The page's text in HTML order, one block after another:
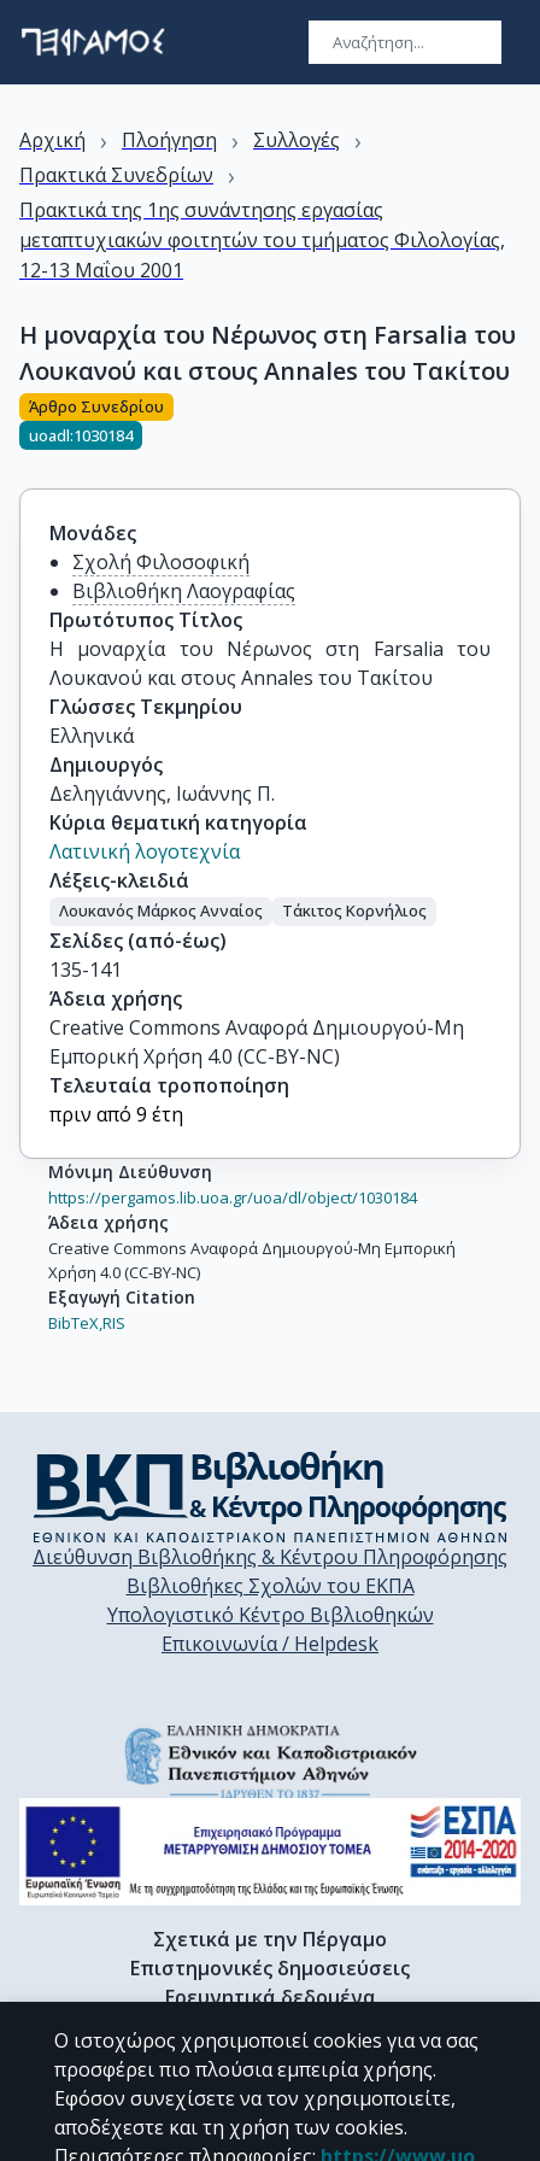
Αρχική › Πλοήγηση › Συλλογές ›
Πρακτικά Συνεδρίων ›
Πρακτικά της 1ης συνάντησης εργασίας
μεταπτυχιακών φοιτητών του τμήματος Φιλολογίας,
12-13 Μαΐου 2001
Η μοναρχία του Νέρωνος στη Farsalia του
Λουκανού και στους Annales του Τακίτου
Άρθρο Συνεδρίου
uoadl:1030184
Μονάδες
Σχολή Φιλοσοφική
Βιβλιοθήκη Λαογραφίας
Πρωτότυπος Τίτλος
Η μοναρχία του Νέρωνος στη Farsalia του
Λουκανού και στους Annales του Τακίτου
Γλώσσες Τεκμηρίου
Ελληνικά
Δημιουργός
Δεληγιάννης, Ιωάννης Π.
Κύρια θεματική κατηγορία
Λατινική λογοτεχνία
Λέξεις-κλειδιά
Λουκανός Μάρκος Ανναίος Τάκιτος Κορνήλιος
Σελίδες (από-έως)
135-141
Άδεια χρήσης
Creative Commons Αναφορά Δημιουργού-Μη
Εμπορική Χρήση 4.0 (CC-BY-NC)
Τελευταία τροποποίηση
πριν από 9 έτη
Μόνιμη Διεύθυνση
https://pergamos.lib.uoa.gr/uoa/dl/object/1030184
Άδεια χρήσης
Creative Commons Αναφορά Δημιουργού-Μη Εμπορική
Χρήση 4.0 (CC-BY-NC)
Εξαγωγή Citation
BibTeX,RIS
Διεύθυνση Βιβλιοθήκης & Κέντρου Πληροφόρησης
Βιβλιοθήκες Σχολών του ΕΚΠΑ
Υπολογιστικό Κέντρο Βιβλιοθηκών
Επικοινωνία / Helpdesk
Σχετικά με την Πέργαμο
Επιστημονικές δημοσιεύσεις
Ερευνητικά δεδομένα
Διδακτορικές διατριβές & Γκρίζα βιβλιογραφία
Προφίλ Ερευνητή
CC BY-NC 4.0
Ο ιστοχώρος χρησιμοποιεί cookies για να σας
προσφέρει πιο πλούσια εμπειρία χρήσης.
Εφόσον συνεχίσετε να τον χρησιμοποιείτε,
αποδέχεστε και τη χρήση των cookies.